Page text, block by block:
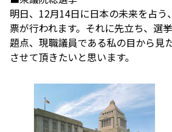
明日、12月14日に日本の未来を占う
票が行われます。それに先立ち、選
題点、現職議員である私の目から見
させて頂きたいと思います。